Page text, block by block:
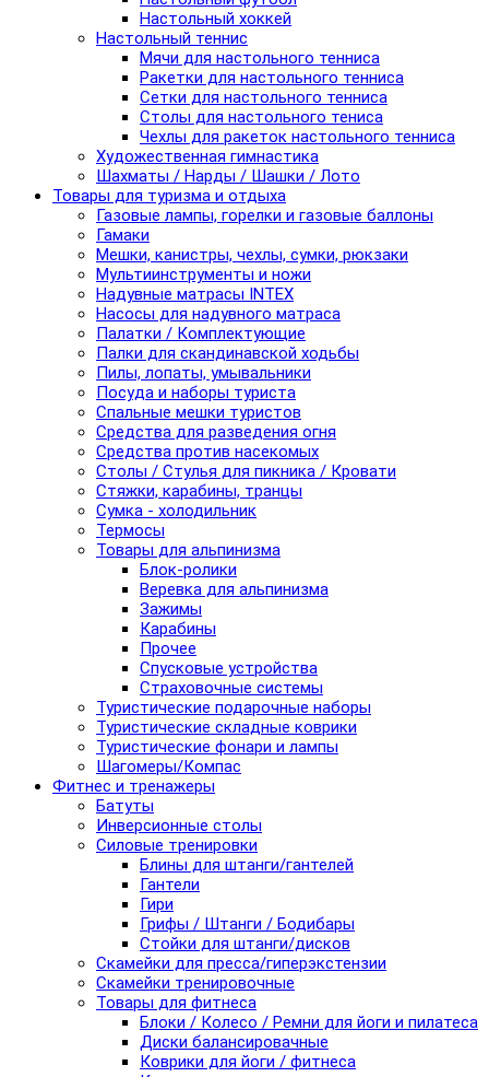
Настольный хоккей
Настольный теннис
Мячи для настольного тенниса
Ракетки для настольного тенниса
Сетки для настольного тенниса
Столы для настольного тениса
Чехлы для ракеток настольного тенниса
Художественная гимнастика
Шахматы / Нарды / Шашки / Лото
Товары для туризма и отдыха
Газовые лампы, горелки и газовые баллоны
Гамаки
Мешки, канистры, чехлы, сумки, рюкзаки
Мультиинструменты и ножи
Надувные матрасы INTEX
Насосы для надувного матраса
Палатки / Комплектующие
Палки для скандинавской ходьбы
Пилы, лопаты, умывальники
Посуда и наборы туриста
Спальные мешки туристов
Средства для разведения огня
Средства против насекомых
Столы / Стулья для пикника / Кровати
Стяжки, карабины, транцы
Сумка - холодильник
Термосы
Товары для альпинизма
Блок-ролики
Веревка для альпинизма
Зажимы
Карабины
Прочее
Спусковые устройства
Страховочные системы
Туристические подарочные наборы
Туристические складные коврики
Туристические фонари и лампы
Шагомеры/Компас
Фитнес и тренажеры
Батуты
Инверсионные столы
Силовые тренировки
Блины для штанги/гантелей
Гантели
Гири
Грифы / Штанги / Бодибары
Стойки для штанги/дисков
Скамейки для пресса/гиперэкстензии
Скамейки тренировочные
Товары для фитнеса
Блоки / Колесо / Ремни для йоги и пилатеса
Диски балансировачные
Коврики для йоги / фитнеса